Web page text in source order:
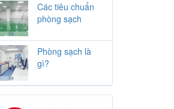
Các tiêu chuẩn
phòng sạch
Phòng sạch là
gì?